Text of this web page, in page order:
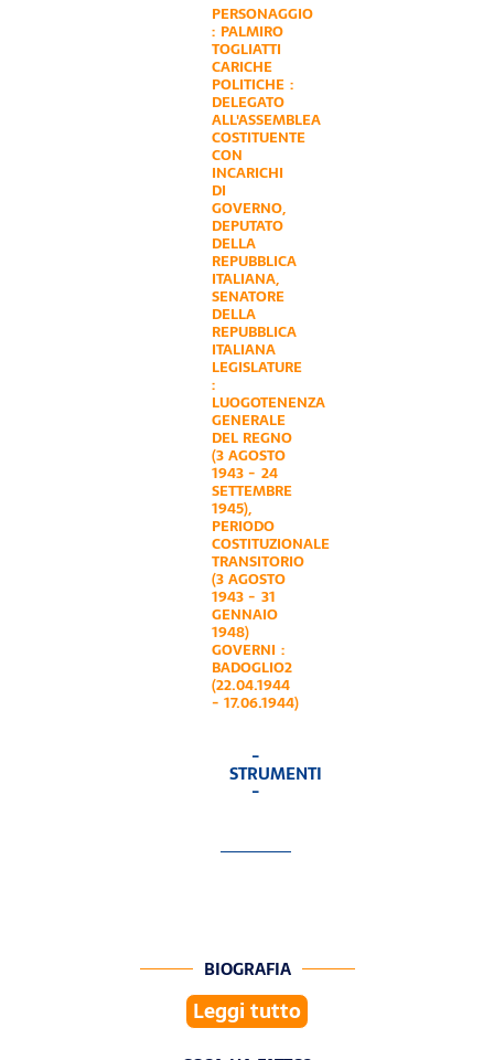
PERSONAGGIO
: PALMIRO
TOGLIATTI
CARICHE
POLITICHE :
DELEGATO
ALL'ASSEMBLEA
COSTITUENTE
CON
INCARICHI
DI
GOVERNO,
DEPUTATO
DELLA
REPUBBLICA
ITALIANA,
SENATORE
DELLA
REPUBBLICA
ITALIANA
LEGISLATURE
:
LUOGOTENENZA
GENERALE
DEL REGNO
(3 AGOSTO
1943 - 24
SETTEMBRE
1945),
PERIODO
COSTITUZIONALE
TRANSITORIO
(3 AGOSTO
1943 - 31
GENNAIO
1948)
GOVERNI :
BADOGLIO2
(22.04.1944
- 17.06.1944)
-
STRUMENTI
-
BIOGRAFIA
Leggi tutto